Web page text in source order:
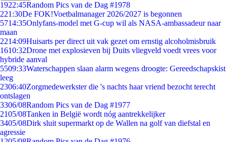
1922:45Random Pics van de Dag #1978
221:30De FOK!Voetbalmanager 2026/2027 is begonnen
5714:35Onlyfans-model met G-cup wil als NASA-ambassadeur naar
maan
2214:09Huisarts per direct uit vak gezet om ernstig alcoholmisbruik
1610:32Drone met explosieven bij Duits vliegveld voedt vrees voor
hybride aanval
5509:33Waterschappen slaan alarm wegens droogte: Gereedschapskist
leeg
2306:40Zorgmedewerkster die 's nachts haar vriend bezocht terecht
ontslagen
3306/08Random Pics van de Dag #1977
2105/08Tanken in België wordt nóg aantrekkelijker
3405/08Dirk sluit supermarkt op de Wallen na golf van diefstal en
agressie